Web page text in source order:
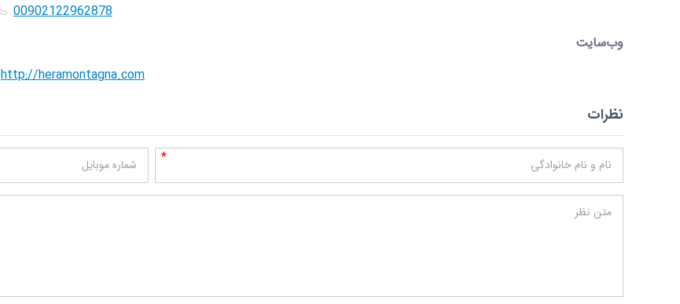
00902122962878
وب‌سایت
http://heramontagna.com
نظرات
نام و نام خانوادگی * شماره موبایل
متن نظر